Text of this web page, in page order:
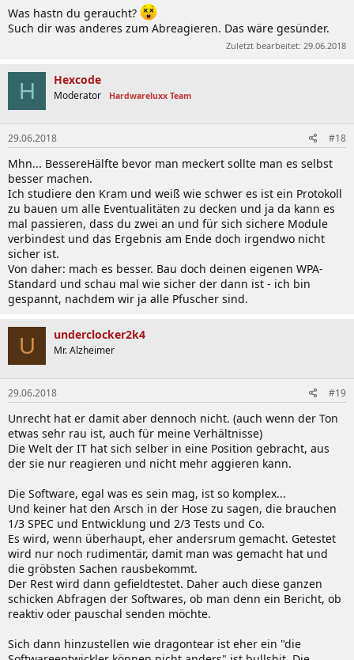
Deine jugendlich undschuldige Industrie - also diese zuckersüß
unschuldigen, kleinen Girlies mit Blümchen in den Haaren die nun
dir nach seit knapp 30 Jahren sich immernoch an ihrem ersten
Makeup versuchen... - backen grad ein neues TLS und das ist bisher
Mozilla (!) drin rumrührt. Im Auftrag von keine Ahnung wem.
Deine jugendliche noch soviel lernende Industrie
heute ein Sumpf. Aus Ignoranz (falsche Prios bei Investitionen),
Unfähigkeit, Eitelkeit und einer Art Korruption.
Airbags... Ja, sollte man machen. Unter deren Sessel.
Was hastn du geraucht?
Such dir was anderes zum Abreagieren. Das wäre gesünder.
Zuletzt bearbeitet: 29.06.2018
H Hexcode
Moderator Hardwareluxx Team
29.06.2018 #18
Mhn... BessereHälfte bevor man meckert sollte man es selbst
besser machen.
Ich studiere den Kram und weiß wie schwer es ist ein Protokoll
zu bauen um alle Eventualitäten zu decken und ja da kann es
mal passieren, dass du zwei an und für sich sichere Module
verbindest und das Ergebnis am Ende doch irgendwo nicht
sicher ist.
Von daher: mach es besser. Bau doch deinen eigenen WPA-
Standard und schau mal wie sicher der dann ist - ich bin
gespannt, nachdem wir ja alle Pfuscher sind.
U underclocker2k4
Mr. Alzheimer
29.06.2018 #19
Unrecht hat er damit aber dennoch nicht. (auch wenn der Ton
etwas sehr rau ist, auch für meine Verhältnisse)
Die Welt der IT hat sich selber in eine Position gebracht, aus
der sie nur reagieren und nicht mehr aggieren kann.
Die Software, egal was es sein mag, ist so komplex...
Und keiner hat den Arsch in der Hose zu sagen, die brauchen
1/3 SPEC und Entwicklung und 2/3 Tests und Co.
Es wird, wenn überhaupt, eher andersrum gemacht. Getestet
wird nur noch rudimentär, damit man was gemacht hat und
die gröbsten Sachen rausbekommt.
Der Rest wird dann gefieldtestet. Daher auch diese ganzen
schicken Abfragen der Softwares, ob man denn ein Bericht, ob
reaktiv oder pauschal senden möchte.
Sich dann hinzustellen wie dragontear ist eher ein "die